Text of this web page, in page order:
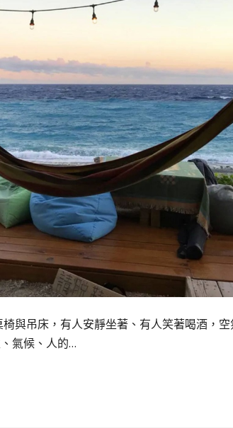
與吊床，有人安靜坐著、有人笑著喝酒，
氣候、人的…